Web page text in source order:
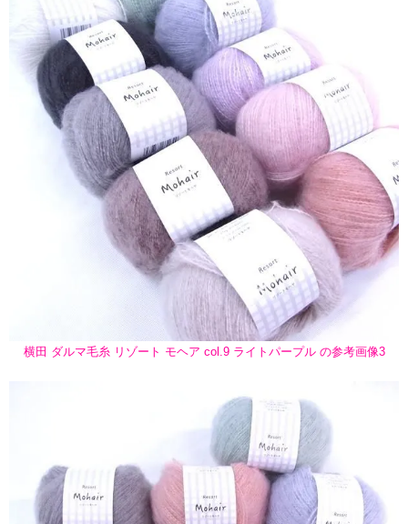
横田 ダルマ毛糸 リゾート モヘア col.9 ライトパープル の参考画像3